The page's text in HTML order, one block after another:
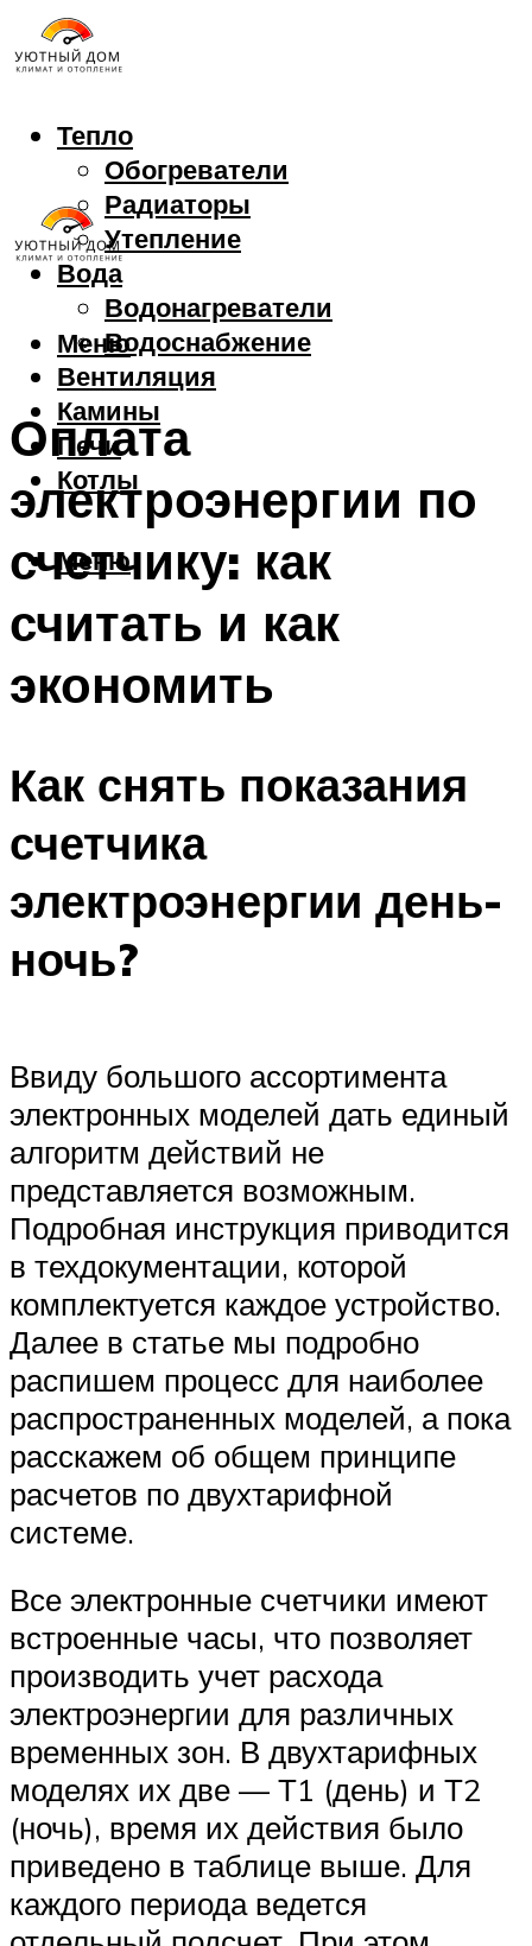
Тепло
Обогреватели
Радиаторы
Утепление
Вода
Водонагреватели
Водоснабжение
Вентиляция
Камины
Печи
Котлы
Меню
Меню
Оплата
электроэнергии по
счетчику: как
считать и как
экономить
Как снять показания
счетчика
электроэнергии день-
ночь?
Ввиду большого ассортимента
электронных моделей дать единый
алгоритм действий не
представляется возможным.
Подробная инструкция приводится
в техдокументации, которой
комплектуется каждое устройство.
Далее в статье мы подробно
распишем процесс для наиболее
распространенных моделей, а пока
расскажем об общем принципе
расчетов по двухтарифной
системе.
Все электронные счетчики имеют
встроенные часы, что позволяет
производить учет расхода
электроэнергии для различных
временных зон. В двухтарифных
моделях их две — Т1 (день) и Т2
(ночь), время их действия было
приведено в таблице выше. Для
каждого периода ведется